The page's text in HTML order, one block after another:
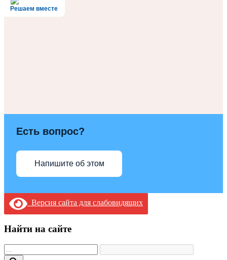
Решаем вместе
Есть вопрос?
Напишите об этом
Версия сайта для слабовидящих
Найти на сайте